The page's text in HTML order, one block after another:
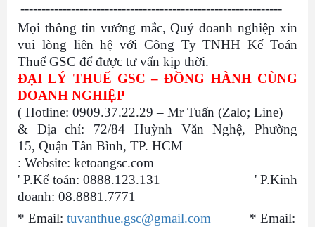
--------------------------------------------------------------
Mọi thông tin vướng mắc, Quý doanh nghiệp xin
vui lòng liên hệ với Công Ty TNHH Kế Toán
Thuế GSC để được tư vấn kịp thời.
ĐẠI LÝ THUẾ GSC – ĐỒNG HÀNH CÙNG
DOANH NGHIỆP
( Hotline: 0909.37.22.29 – Mr Tuấn (Zalo; Line)
& Địa chỉ: 72/84 Huỳnh Văn Nghệ, Phường
15, Quận Tân Bình, TP. HCM
: Website: ketoangsc.com
' P.Kế toán: 0888.123.131 'P.Kinh
doanh: 08.8881.7771
* Email: tuvanthue.gsc@gmail.com * Email: